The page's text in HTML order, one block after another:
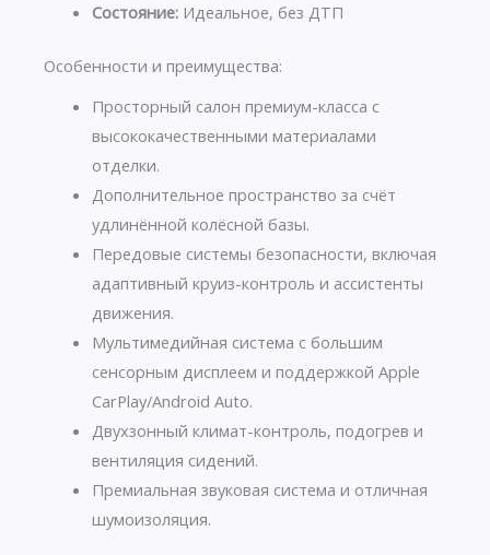
Состояние:Идеальное, без ДТП
Особенности и преимущества:
Просторный салон премиум-класса с
высококачественными материалами
отделки.
Дополнительное пространство за счёт
удлинённой колёсной базы.
Передовые системы безопасности, включая
адаптивный круиз-контроль и ассистенты
движения.
Мультимедийная система с большим
сенсорным дисплеем и поддержкой Apple
CarPlay/Android Auto.
Двухзонный климат-контроль, подогрев и
вентиляция сидений.
Премиальная звуковая система и отличная
шумоизоляция.